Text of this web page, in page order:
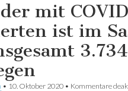
mit
ist im
• 10. Oktober 2020 • Kommentare